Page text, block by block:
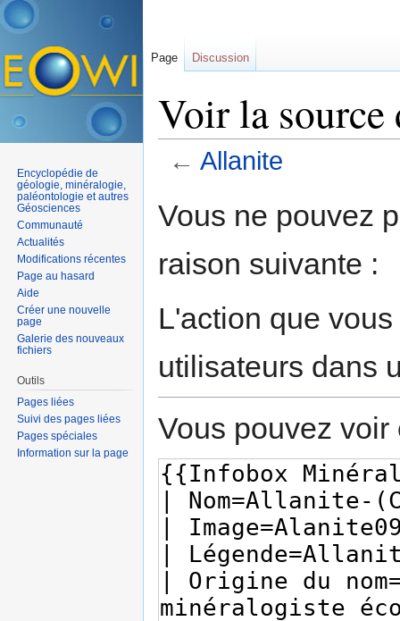
Voir la
← Allanite
Vous ne pouvez
raison suivante :
L'action que
utilisateurs dans
Vous pouvez
Page Discussion
Encyclopédie de
géologie, minéralogie,
paléontologie et autres
Géosciences
Communauté
Actualités
Modifications récentes
Page au hasard
Aide
Créer une nouvelle
page
Galerie des nouveaux
fichiers
Outils
Pages liées
Suivi des pages liées
Pages spéciales
Information sur la page